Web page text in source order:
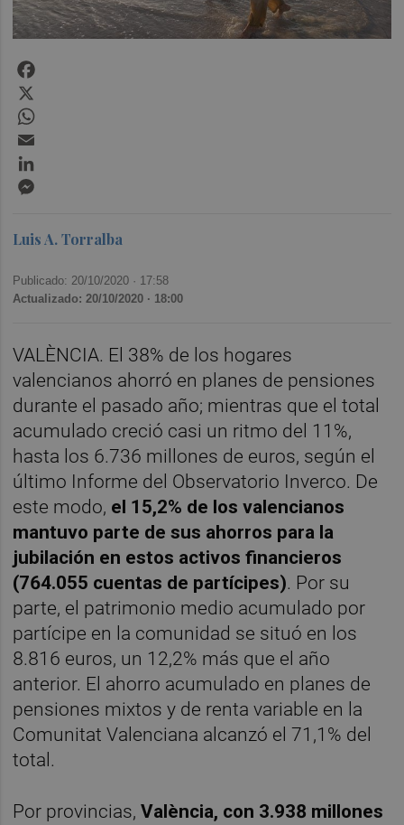
Luis A. Torralba
Publicado: 20/10/2020 · 17:58
Actualizado: 20/10/2020 · 18:00
VALÈNCIA. El 38% de los hogares
valencianos ahorró en planes de pensiones
durante el pasado año; mientras que el total
acumulado creció casi un ritmo del 11%,
hasta los 6.736 millones de euros, según el
último Informe del Observatorio Inverco. De
este modo, el 15,2% de los valencianos
mantuvo parte de sus ahorros para la
jubilación en estos activos financieros
(764.055 cuentas de partícipes). Por su
parte, el patrimonio medio acumulado por
partícipe en la comunidad se situó en los
8.816 euros, un 12,2% más que el año
anterior. El ahorro acumulado en planes de
pensiones mixtos y de renta variable en la
Comunitat Valenciana alcanzó el 71,1% del
total.
Por provincias, València, con 3.938 millones